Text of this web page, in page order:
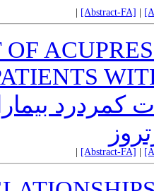
[Abstract-FA]
OF
[Abstract-FA]